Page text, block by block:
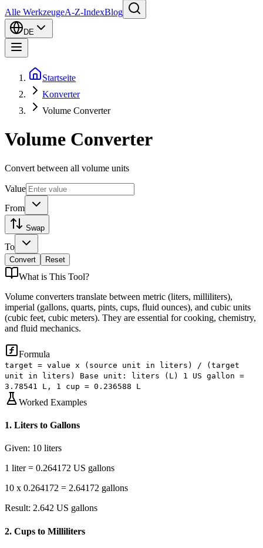
Alle WerkzeugeA-Z-IndexBlog
DE
Startseite
Konverter
Volume Converter
Volume Converter
Convert between all volume units
Value
From
Swap
To
Convert Reset
What is This Tool?
Volume converters translate between metric (liters, milliliters),
imperial (gallons, quarts, pints, cups, fluid ounces), and cubic units
(cubic feet, cubic meters). They are essential for cooking, chemistry,
and fluid mechanics.
Formula
target = value x (source unit in liters) / (target
unit in liters) Base unit: liters (L) 1 US gallon =
3.78541 L, 1 cup = 0.236588 L
Worked Examples
1. Liters to Gallons
Given: 10 liters
1 liter = 0.264172 US gallons
10 x 0.264172 = 2.64172 gallons
Result: 2.642 US gallons
2. Cups to Milliliters